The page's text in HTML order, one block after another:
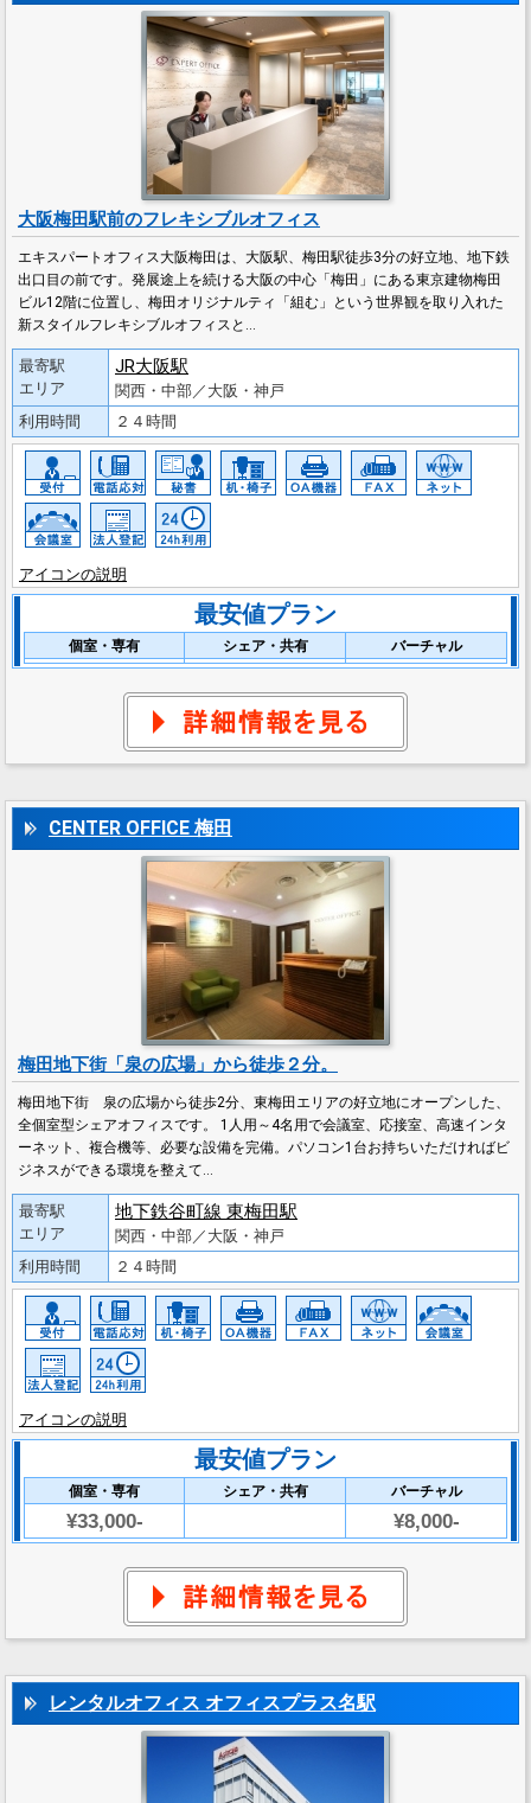
大阪梅田駅前のフレキシブルオフィス
エキスパートオフィス大阪梅田は、大阪駅、梅田駅徒歩3分の好立地、地下鉄
出口目の前です。発展途上を続ける大阪の中心「梅田」にある東京建物梅田
ビル12階に位置し、梅田オリジナルティ「組む」という世界観を取り入れた
新スタイルフレキシブルオフィスと…
最寄駅
エリア
JR大阪駅
関西・中部／大阪・神戸
利用時間
２４時間
アイコンの説明
最安値プラン
個室・専有 シェア・共有 バーチャル
CENTER OFFICE 梅田
梅田地下街「泉の広場」から徒歩２分。
梅田地下街 泉の広場から徒歩2分、東梅田エリアの好立地にオープンした、
全個室型シェアオフィスです。 1人用～4名用で会議室、応接室、高速インタ
ーネット、複合機等、必要な設備を完備。パソコン1台お持ちいただければビ
ジネスができる環境を整えて…
最寄駅
エリア
地下鉄谷町線 東梅田駅
関西・中部／大阪・神戸
利用時間
２４時間
アイコンの説明
最安値プラン
個室・専有 シェア・共有 バーチャル
¥33,000- ¥8,000-
レンタルオフィス オフィスプラス名駅